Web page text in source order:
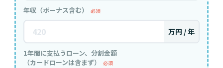
年収（ボーナス含む） 必須
万円 / 年
1年間に支払うローン、分割金額
（カードローンは含まず）
必須